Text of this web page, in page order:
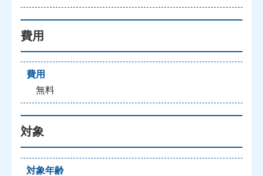
費用
費用
無料
対象
対象年齢